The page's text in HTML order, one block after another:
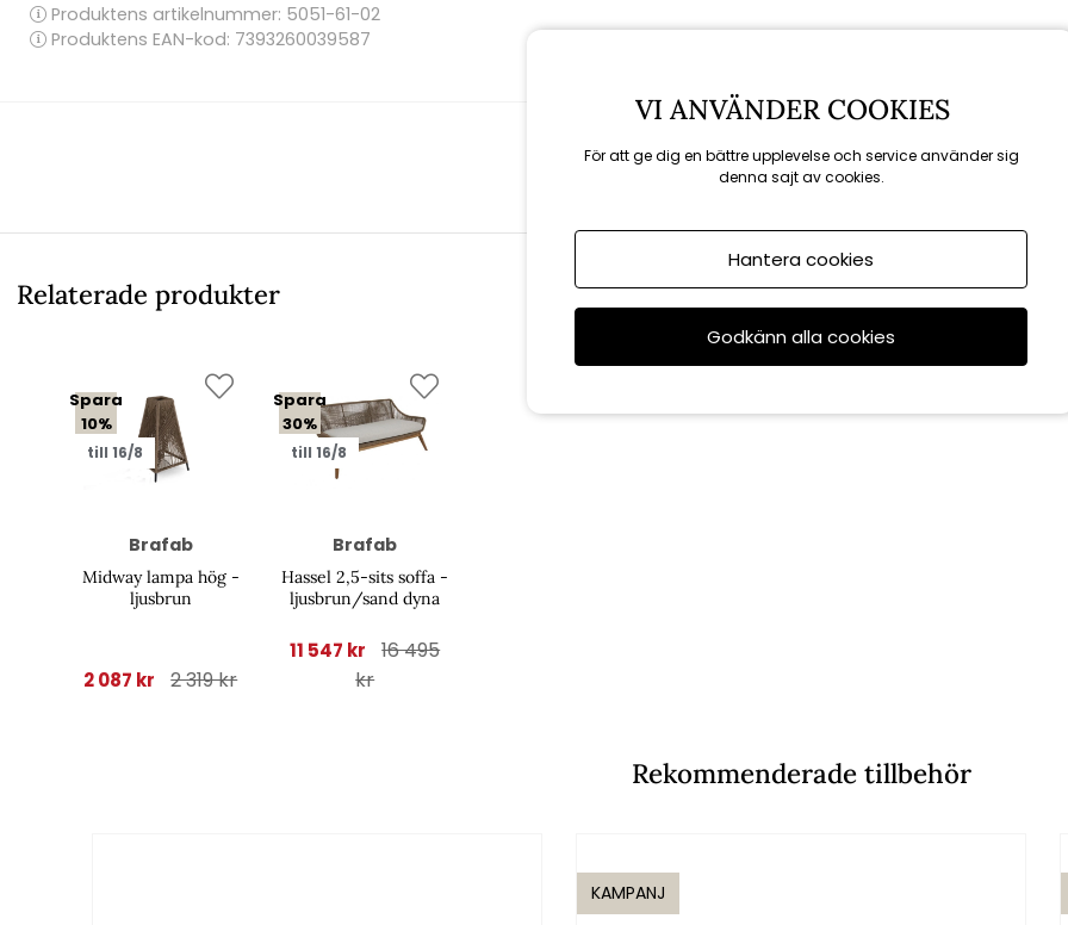
Produktens artikelnummer: 5051-61-02
Produktens EAN-kod: 7393260039587
Relaterade produkter
Spara
10%
till 16/8
Brafab
Midway lampa hög -
ljusbrun
2 087 kr 2 319 kr
Spara
30%
till 16/8
Brafab
Hassel 2,5-sits soffa -
ljusbrun/sand dyna
11 547 kr
16 495
kr
Rekommenderade tillbehör
KAMPANJ
VI ANVÄNDER COOKIES
För att ge dig en bättre upplevelse och service använder sig
denna sajt av cookies.
Hantera cookies
Godkänn alla cookies